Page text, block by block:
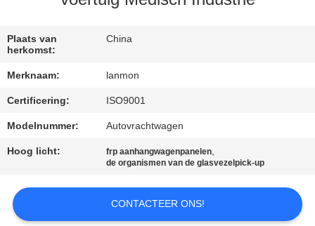
SITEMAP
PRIVACY
Plaats van
herkomst:
China
Merknaam: lanmon
Certificering: ISO9001
Modelnummer: Autovrachtwagen
Hoog licht: frp aanhangwagenpanelen,
de organismen van de glasvezelpick-up
CONTACTEER ONS!